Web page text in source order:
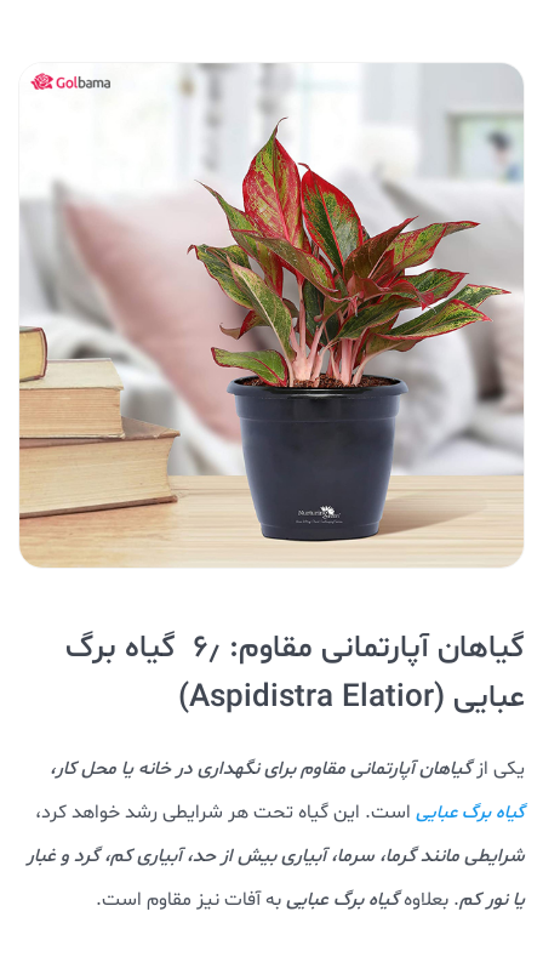
گیاهان آپارتمانی مقاوم: ۶٫ گیاه برگ
عبایی (Aspidistra Elatior)
یکی ازگیاهان آپارتمانی مقاوم برای نگهداری در خانه یا محل کار،
گیاه برگ عبایی است. این گیاه تحت هر شرایطی رشد خواهد کرد،
شرایطی مانند گرما، سرما، آبیاری بیش از حد، آبیاری کم، گرد و غبار
یا نور کم. بعلاوهگیاه برگ عباییبه آفات نیز مقاوم است.